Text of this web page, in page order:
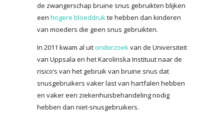
de zwangerschap bruine snus gebruikten blijken
een hogere bloeddrukte hebben dan kinderen
van moeders die geen snus gebruikten.
In 2011 kwam al uitonderzoekvan de Universiteit
van Uppsala en het Karolinska Instituut naar de
risico’s van het gebruik van bruine snus dat
snusgebruikers vaker last van hartfalen hebben
en vaker een ziekenhuisbehandeling nodig
hebben dan niet-snusgebruikers.